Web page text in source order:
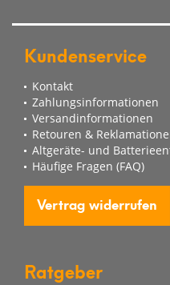
Kundenservice
Kontakt
Zahlungsinformationen
Versandinformationen
Retouren &
Altgeräte- und
Häufige Fragen (FAQ)
Vertrag widerrufen
Ratgeber